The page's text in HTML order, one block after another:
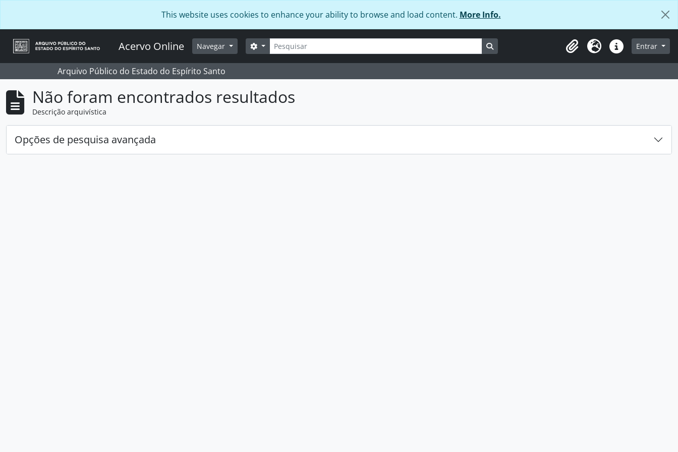
This website uses cookies to enhance your ability to browse and load content. More Info.
Acervo Online Navegar Pesquisar
Opções de busca Busque na página de navegação
Área de transferência
Idioma Ligações rápidas
Entrar
Arquivo Público do Estado do Espírito Santo
Não foram encontrados resultados
Descrição arquivística
Opções de pesquisa avançada